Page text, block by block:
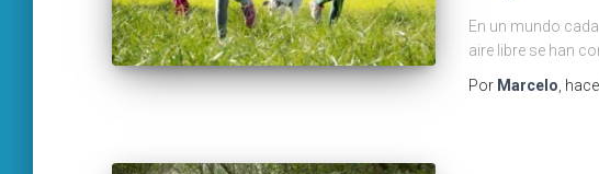
En un mundo
aire libre se han
Por Marcelo , hace